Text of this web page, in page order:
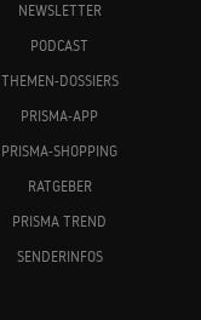
NEWSLETTER
PODCAST
THEMEN-DOSSIERS
PRISMA-APP
PRISMA-SHOPPING
RATGEBER
PRISMA TREND
SENDERINFOS